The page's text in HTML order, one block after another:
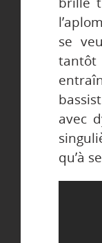
se
tantôt
avec
qu’à